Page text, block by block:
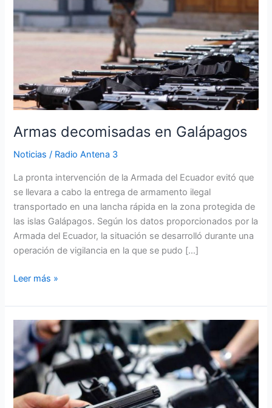
Armas decomisadas en Galápagos
Noticias / Radio Antena 3
La pronta intervención de la Armada del Ecuador evitó que
se llevara a cabo la entrega de armamento ilegal
transportado en una lancha rápida en la zona protegida de
las islas Galápagos. Según los datos proporcionados por la
Armada del Ecuador, la situación se desarrolló durante una
operación de vigilancia en la que se pudo […]
en
Galápagos
Leer más »
Solicitudes
abiertas
para
el
porte
de